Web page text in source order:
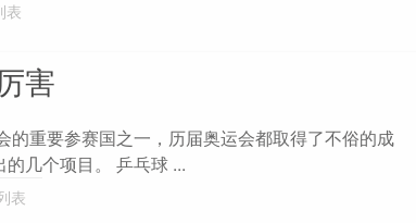
表
害
的重要参赛国之一，历届奥运会都取得了不俗的成
几个项目。 乒乓球 ...
表